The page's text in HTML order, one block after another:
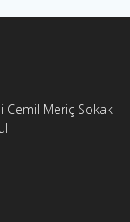
Cemil Meriç Sokak